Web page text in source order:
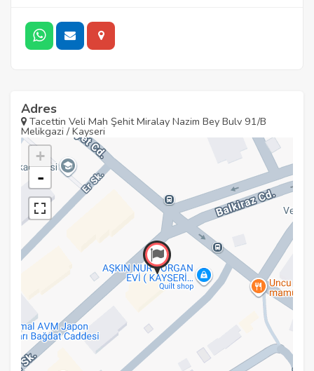
Adres
Tacettin Veli Mah Şehit Miralay Nazim Bey Bulv 91/B
Melikgazi / Kayseri
+
-